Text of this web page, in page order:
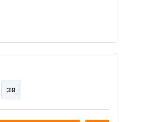
38